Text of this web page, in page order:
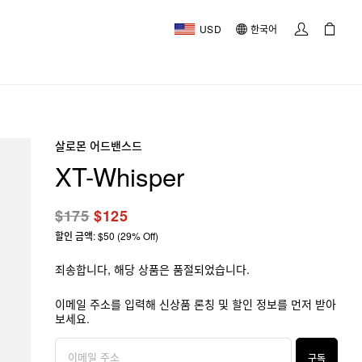
USD 한국어
살로몬 어드밴스드
XT-Whisper
$175$125
할인 금액: $50 (29% Off)
죄송합니다, 해당 상품은 품절되었습니다.
이메일 주소를 입력해 신상품 론칭 및 할인 정보를 먼저 받아
보세요.
구독